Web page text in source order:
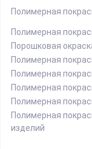
Полимерная
Полимерная
Порошковая
Полимерная
Полимерная
Полимерная
Полимерная
Полимерная
изделий